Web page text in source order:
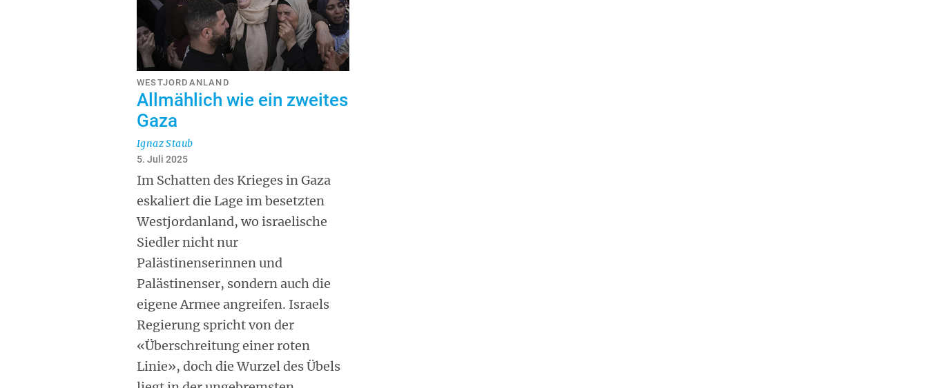
WESTJORDANLAND
Allmählich wie ein zweites
Gaza
Ignaz Staub
5. Juli 2025
Im Schatten des Krieges in Gaza
eskaliert die Lage im besetzten
Westjordanland, wo israelische
Siedler nicht nur
Palästinenserinnen und
Palästinenser, sondern auch die
eigene Armee angreifen. Israels
Regierung spricht von der
«Überschreitung einer roten
Linie», doch die Wurzel des Übels